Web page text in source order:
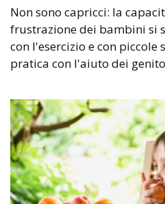
Non sono capricci: la
frustrazione dei bambini si
con l'esercizio e con piccole
pratica con l'aiuto dei